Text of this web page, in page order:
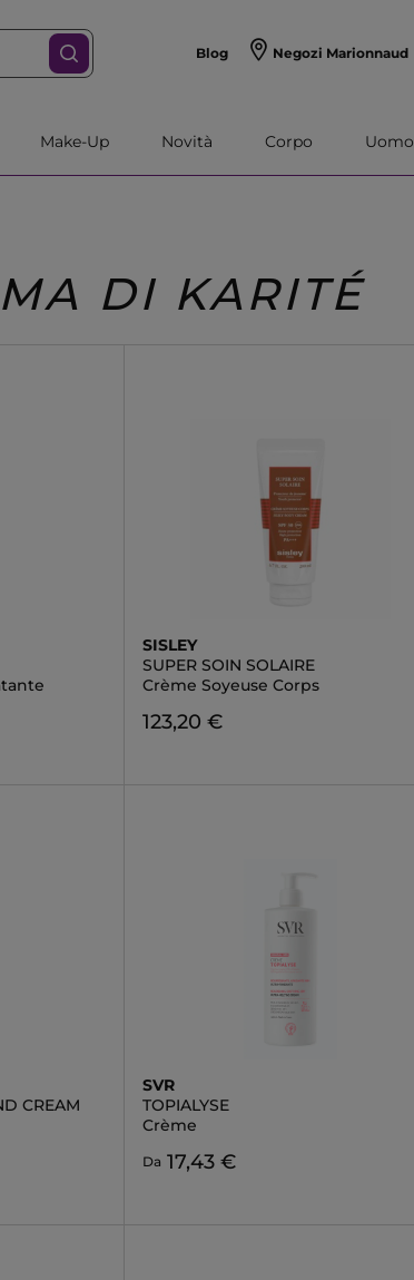
Blog Negozi Marionnaud
Make-Up Novità Corpo Uomo
DI KARITÉ
SISLEY
SUPER SOIN SOLAIRE
Crème Soyeuse Corps
123,20 €
CREAM
SVR
TOPIALYSE
Crème
Da 17,43 €